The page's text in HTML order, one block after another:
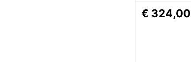
P2319,
P3418,
€ 324,00